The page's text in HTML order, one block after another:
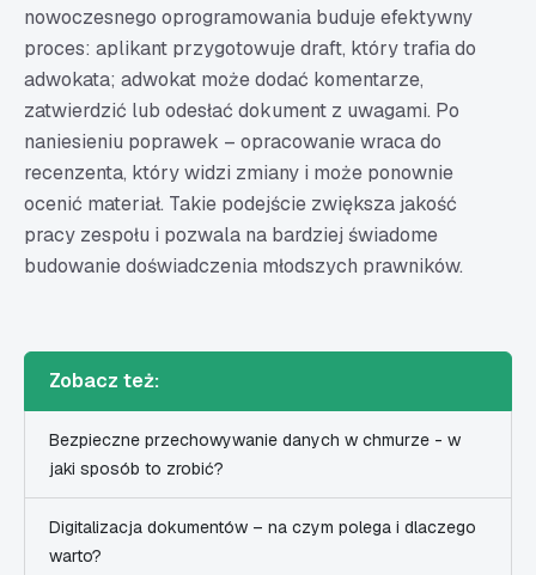
nowoczesnego oprogramowania buduje efektywny
proces: aplikant przygotowuje draft, który trafia do
adwokata; adwokat może dodać komentarze,
zatwierdzić lub odesłać dokument z uwagami. Po
naniesieniu poprawek – opracowanie wraca do
recenzenta, który widzi zmiany i może ponownie
ocenić materiał. Takie podejście zwiększa jakość
pracy zespołu i pozwala na bardziej świadome
budowanie doświadczenia młodszych prawników.
Zobacz też:
Bezpieczne przechowywanie danych w chmurze - w
jaki sposób to zrobić?
Digitalizacja dokumentów – na czym polega i dlaczego
warto?